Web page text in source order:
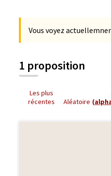
Vous voyez
1 proposition
Les plus
récentes
Aléatoire